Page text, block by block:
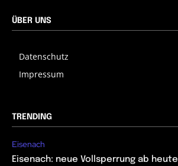
ÜBER UNS
Datenschutz
Impressum
TRENDING
Eisenach
Eisenach: neue Vollsperrung ab heute